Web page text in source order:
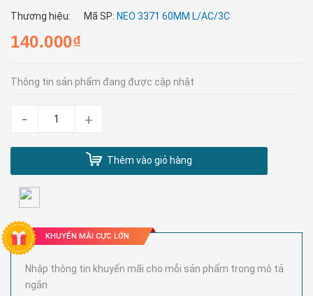
Thương hiệu: Mã SP: NEO 3371 60MM L/AC/3C
140.000₫
Thông tin sản phẩm đang được cập nhật
- +
Thêm vào giỏ hàng
KHUYẾN MÃI CỰC LỚN
Nhập thông tin khuyến mãi cho mỗi sản phẩm trong mô tả
ngắn